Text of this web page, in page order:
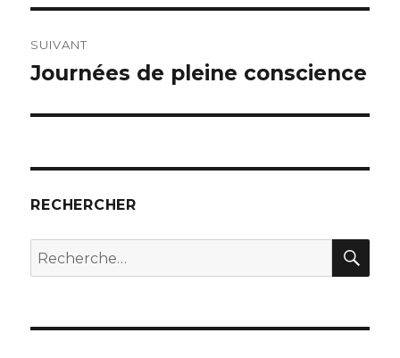
SUIVANT
Article
Journées de pleine conscience
RECHERCHER
Recherche
pour